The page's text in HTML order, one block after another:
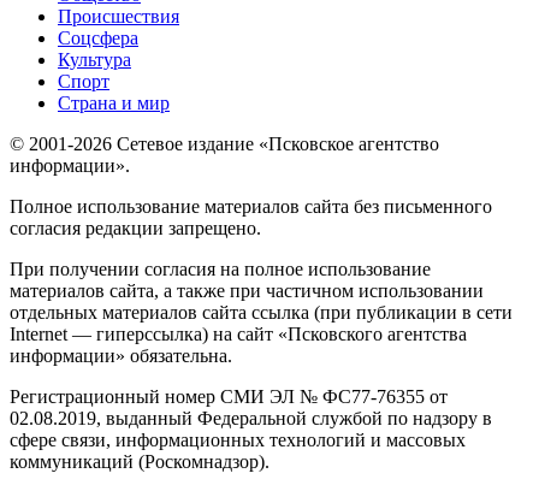
Происшествия
Соцсфера
Культура
Спорт
Страна и мир
© 2001-2026 Сетевое издание «Псковское агентство
информации».
Полное использование материалов сайта без письменного
согласия редакции запрещено.
При получении согласия на полное использование
материалов сайта, а также при частичном использовании
отдельных материалов сайта ссылка (при публикации в сети
Internet — гиперссылка) на сайт «Псковского агентства
информации» обязательна.
Регистрационный номер СМИ ЭЛ № ФС77-76355 от
02.08.2019, выданный Федеральной службой по надзору в
сфере связи, информационных технологий и массовых
коммуникаций (Роскомнадзор).